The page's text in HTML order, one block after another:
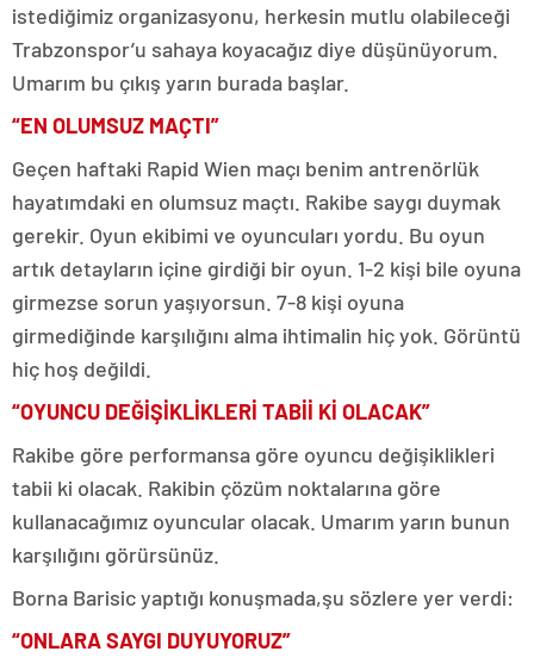
istediğimiz organizasyonu, herkesin mutlu olabileceği
Trabzonspor’u sahaya koyacağız diye düşünüyorum.
Umarım bu çıkış yarın burada başlar.
“EN OLUMSUZ MAÇTI”
Geçen haftaki Rapid Wien maçı benim antrenörlük
hayatımdaki en olumsuz maçtı. Rakibe saygı duymak
gerekir. Oyun ekibimi ve oyuncuları yordu. Bu oyun
artık detayların içine girdiği bir oyun. 1-2 kişi bile oyuna
girmezse sorun yaşıyorsun. 7-8 kişi oyuna
girmediğinde karşılığını alma ihtimalin hiç yok. Görüntü
hiç hoş değildi.
“OYUNCU DEĞİŞİKLİKLERİ TABİİ Kİ OLACAK”
Rakibe göre performansa göre oyuncu değişiklikleri
tabii ki olacak. Rakibin çözüm noktalarına göre
kullanacağımız oyuncular olacak. Umarım yarın bunun
karşılığını görürsünüz.
Borna Barisic yaptığı konuşmada,şu sözlere yer verdi:
“ONLARA SAYGI DUYUYORUZ”